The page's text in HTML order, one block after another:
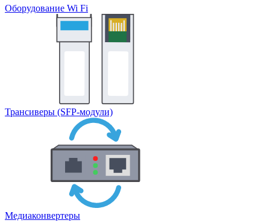
Оборудование Wi Fi
Трансиверы (SFP-модули)
Медиаконвертеры